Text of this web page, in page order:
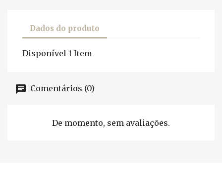
Dados do produto
Disponível 1 Item
Comentários (0)
De momento, sem avaliações.